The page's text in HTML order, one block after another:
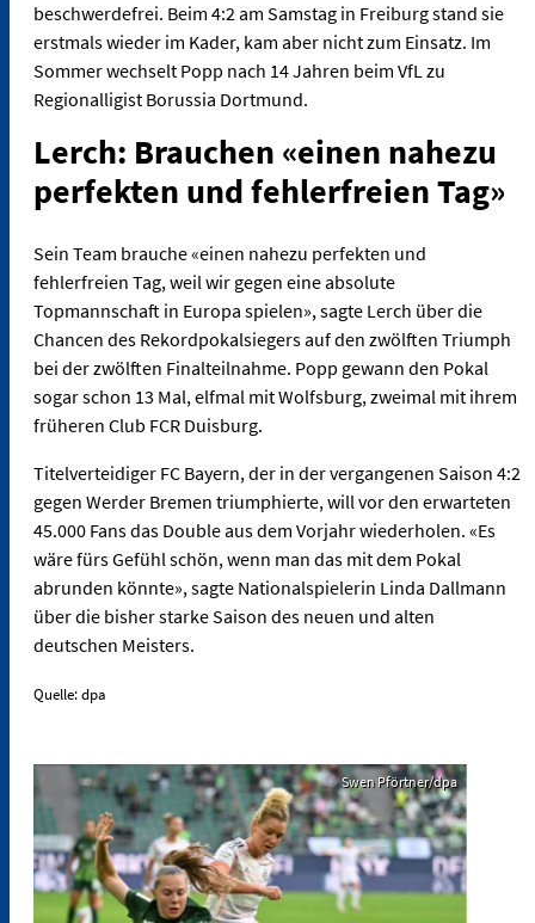
beschwerdefrei. Beim 4:2 am Samstag in Freiburg stand sie
erstmals wieder im Kader, kam aber nicht zum Einsatz. Im
Sommer wechselt Popp nach 14 Jahren beim VfL zu
Regionalligist Borussia Dortmund.
Lerch: Brauchen «einen nahezu
perfekten und fehlerfreien Tag»
Sein Team brauche «einen nahezu perfekten und
fehlerfreien Tag, weil wir gegen eine absolute
Topmannschaft in Europa spielen», sagte Lerch über die
Chancen des Rekordpokalsiegers auf den zwölften Triumph
bei der zwölften Finalteilnahme. Popp gewann den Pokal
sogar schon 13 Mal, elfmal mit Wolfsburg, zweimal mit ihrem
früheren Club FCR Duisburg.
Titelverteidiger FC Bayern, der in der vergangenen Saison 4:2
gegen Werder Bremen triumphierte, will vor den erwarteten
45.000 Fans das Double aus dem Vorjahr wiederholen. «Es
wäre fürs Gefühl schön, wenn man das mit dem Pokal
abrunden könnte», sagte Nationalspielerin Linda Dallmann
über die bisher starke Saison des neuen und alten
deutschen Meisters.
Quelle: dpa
Swen Pförtner/dpa